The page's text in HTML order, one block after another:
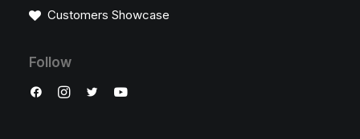
Customers Showcase
Follow